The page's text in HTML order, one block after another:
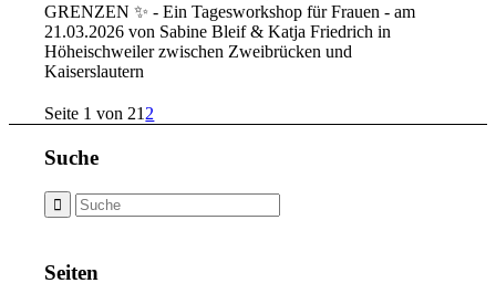
GRENZEN ✨ - Ein Tagesworkshop für Frauen - am
21.03.2026 von Sabine Bleif & Katja Friedrich in
Höheischweiler zwischen Zweibrücken und
Kaiserslautern
Seite 1 von 21 2
Suche
Seiten